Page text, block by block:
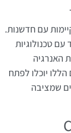
עם חדשנות.
עם טכנולוגיות
האנרגיה
יוכלו לפתח
שמציבה